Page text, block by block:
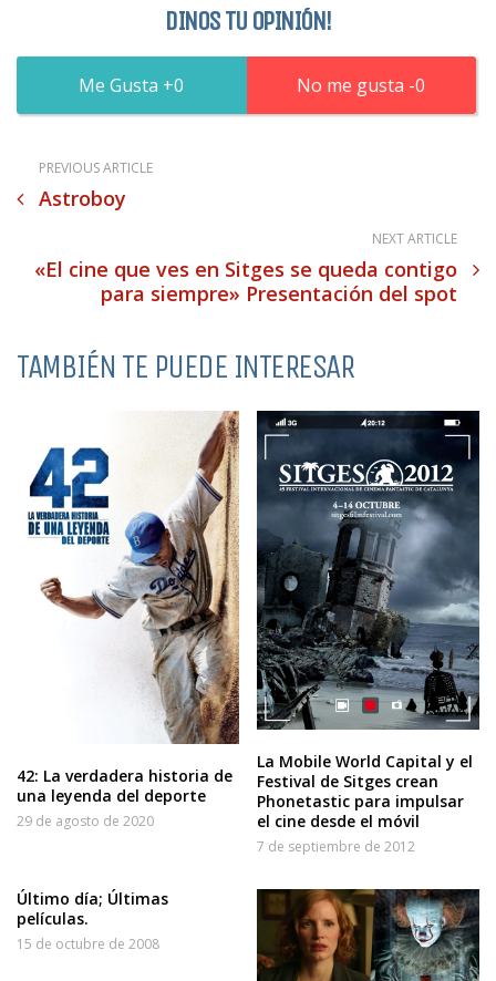
DINOS TU OPINIÓN!
0 0
PREVIOUS ARTICLE
Astroboy
NEXT ARTICLE
«El cine que ves en Sitges se queda contigo
para siempre» Presentación del spot
TAMBIÉN TE PUEDE INTERESAR
42: La verdadera historia de
una leyenda del deporte
29 de agosto de 2020
La Mobile World Capital y el
Festival de Sitges crean
Phonetastic para impulsar
el cine desde el móvil
7 de septiembre de 2012
Último día; Últimas
películas.
15 de octubre de 2008